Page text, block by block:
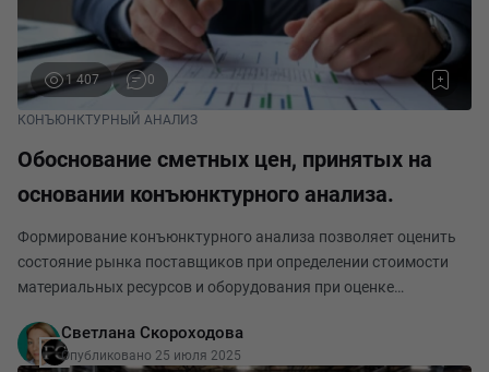
1 407 0
КОНЪЮНКТУРНЫЙ АНАЛИЗ
Обоснование сметных цен, принятых на
основании конъюнктурного анализа.
Формирование конъюнктурного анализа позволяет оценить
состояние рынка поставщиков при определении стоимости
материальных ресурсов и оборудования при оценке
конъюнктурного анализа заключается в том, чтобы
посчитать ст
Светлана Скороходова
Опубликовано 25 июля 2025